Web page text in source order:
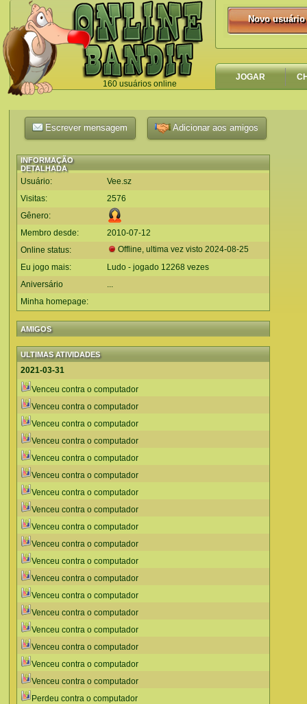
160 usuários online
`
Novo usuário
Novo usuário
JOGAR
Escrever mensagem Adicionar aos amigos
INFORMAÇÃO
DETALHADA
Usuário:
Vee.sz
Visitas:
2576
Gênero:
Membro desde:
2010-07-12
Online status:
Offline, ultima vez visto 2024-08-25
Eu jogo mais:
Ludo - jogado 12268 vezes
Aniversário
...
Minha homepage:
AMIGOS
ULTIMAS ATIVIDADES
2021-03-31
Venceu contra o computador
Venceu contra o computador
Venceu contra o computador
Venceu contra o computador
Venceu contra o computador
Venceu contra o computador
Venceu contra o computador
Venceu contra o computador
Venceu contra o computador
Venceu contra o computador
Venceu contra o computador
Venceu contra o computador
Venceu contra o computador
Venceu contra o computador
Venceu contra o computador
Venceu contra o computador
Venceu contra o computador
Venceu contra o computador
Perdeu contra o computador